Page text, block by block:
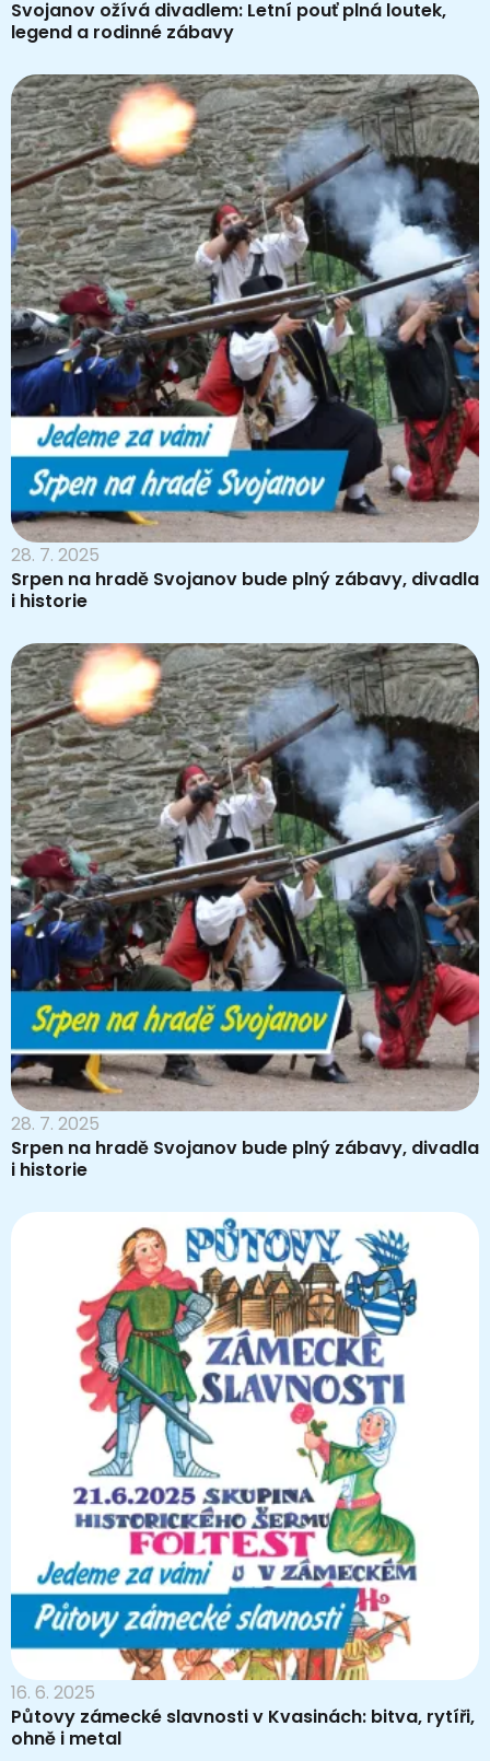
Svojanov ožívá divadlem: Letní pouť plná loutek,
legend a rodinné zábavy
28. 7. 2025
Srpen na hradě Svojanov bude plný zábavy, divadla
i historie
28. 7. 2025
Srpen na hradě Svojanov bude plný zábavy, divadla
i historie
16. 6. 2025
Půtovy zámecké slavnosti v Kvasinách: bitva, rytíři,
ohně i metal